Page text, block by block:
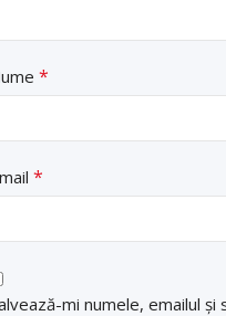
*
*
mi numele, emailul